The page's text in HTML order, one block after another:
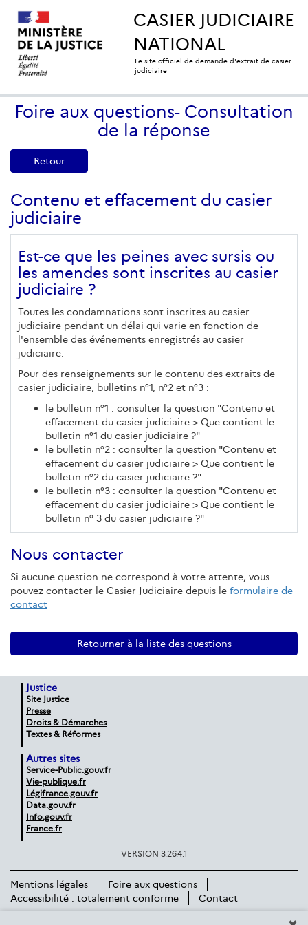
CASIER JUDICIAIRE
NATIONAL
Le site officiel de demande d'extrait de casier
judiciaire
Foire aux questions- Consultation
de la réponse
Retour
Contenu et effacement du casier
judiciaire
Est-ce que les peines avec sursis ou
les amendes sont inscrites au casier
judiciaire ?
Toutes les condamnations sont inscrites au casier
judiciaire pendant un délai qui varie en fonction de
l'ensemble des événements enregistrés au casier
judiciaire.
Pour des renseignements sur le contenu des extraits de
casier judiciaire, bulletins n°1, n°2 et n°3 :
le bulletin n°1 : consulter la question "Contenu et
effacement du casier judiciaire > Que contient le
bulletin n°1 du casier judiciaire ?"
le bulletin n°2 : consulter la question "Contenu et
effacement du casier judiciaire > Que contient le
bulletin n°2 du casier judiciaire ?"
le bulletin n°3 : consulter la question "Contenu et
effacement du casier judiciaire > Que contient le
bulletin n° 3 du casier judiciaire ?"
Nous contacter
Si aucune question ne correspond à votre attente, vous
pouvez contacter le Casier Judiciaire depuis le formulaire de
contact
Retourner à la liste des questions
Justice
Site Justice
Presse
Droits & Démarches
Textes & Réformes
Autres sites
Service-Public.gouv.fr
Vie-publique.fr
Légifrance.gouv.fr
Data.gouv.fr
Info.gouv.fr
France.fr
VERSION 3.26.4.1
Mentions légales
Foire aux questions
Accessibilité : totalement conforme
Contact